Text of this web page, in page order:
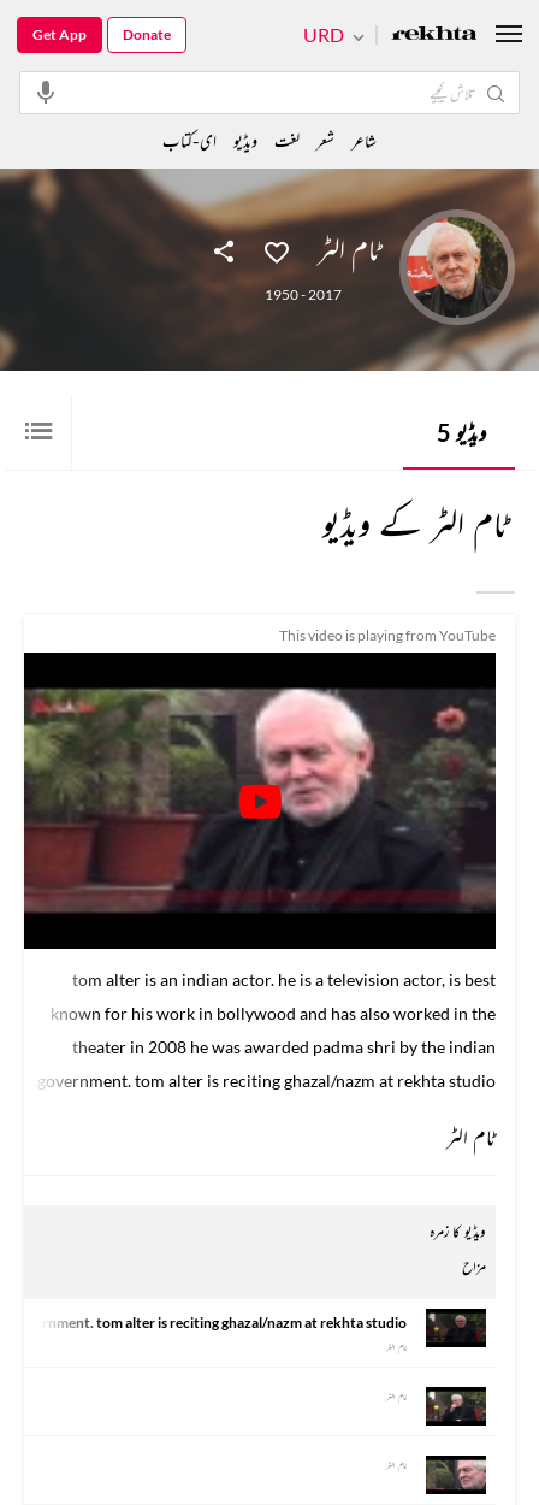
ٹام الٹر
1950 - 2017
ویڈیو 5
ٹام الٹر کے ویڈیو
This video is playing from YouTube
tom alter is an indian actor. he is a television actor, is best
known for his work in bollywood and has also worked in the
theater in 2008 he was awarded padma shri by the indian
government. tom alter is reciting ghazal/nazm at rekhta studio.
ٹام الٹر
ویڈیو کا زمرہ
مزاح
government. tom alter is reciting ghazal/nazm at rekhta studio.
ٹام الٹر
ٹام الٹر
ٹام الٹر
URD
Get App Donate
شاعر شعر لغت ویڈیو ای-کتاب